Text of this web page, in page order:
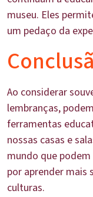
museu. Eles
um pedaço da
Ao considerar
lembranças,
ferramentas
nossas casas e
mundo que
por aprender mais
culturas.